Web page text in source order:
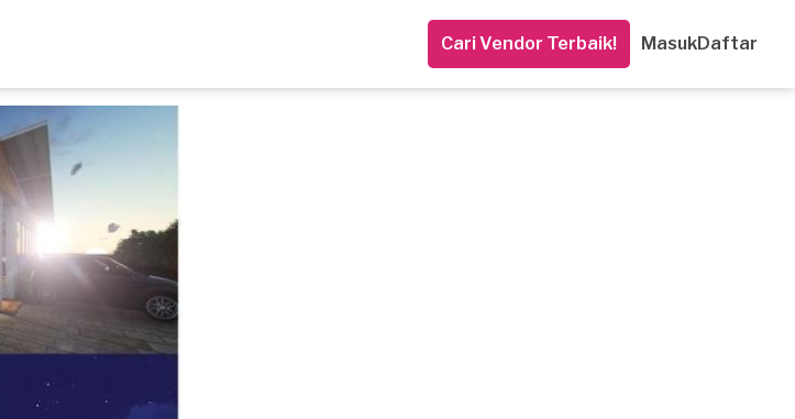
Cari Vendor Terbaik! MasukDaftar